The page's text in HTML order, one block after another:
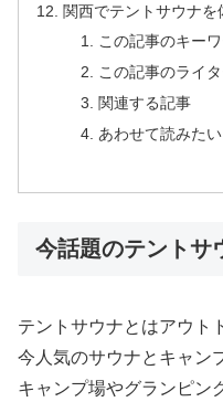
関西でテントサウナを
この記事のキー
この記事のライ
関連する記事
あわせて読みたい
今話題のテントサ
テントサウナとはアウト
今人気のサウナとキャン
キャンプ場やグランピン